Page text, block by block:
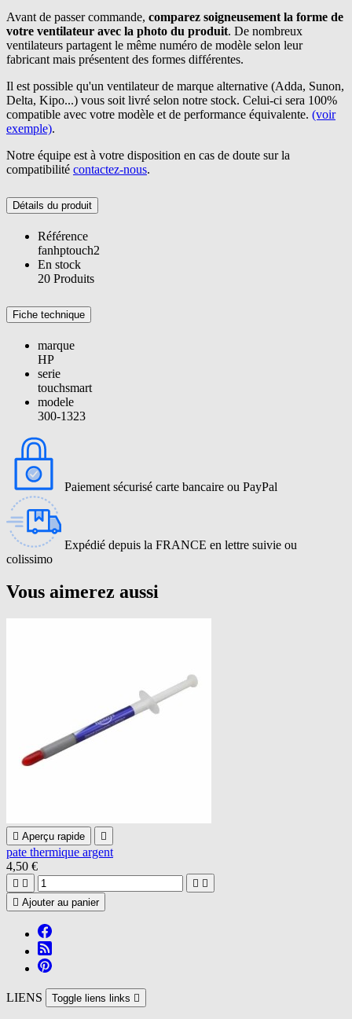
Avant de passer commande, comparez soigneusement la forme de
votre ventilateur avec la photo du produit. De nombreux
ventilateurs partagent le même numéro de modèle selon leur
fabricant mais présentent des formes différentes.
Il est possible qu'un ventilateur de marque alternative (Adda, Sunon,
Delta, Kipo...) vous soit livré selon notre stock. Celui-ci sera 100%
compatible avec votre modèle et de performance équivalente. (voir
exemple).
Notre équipe est à votre disposition en cas de doute sur la
compatibilité contactez-nous.
Détails du produit
Référence
fanhptouch2
En stock
20 Produits
Fiche technique
marque
HP
serie
touchsmart
modele
300-1323
Paiement sécurisé carte bancaire ou PayPal
Expédié depuis la FRANCE en lettre suivie ou
colissimo
Vous aimerez aussi
 Aperçu rapide 
pate thermique argent
4,50 €
   
 Ajouter au panier
LIENS Toggle liens links 